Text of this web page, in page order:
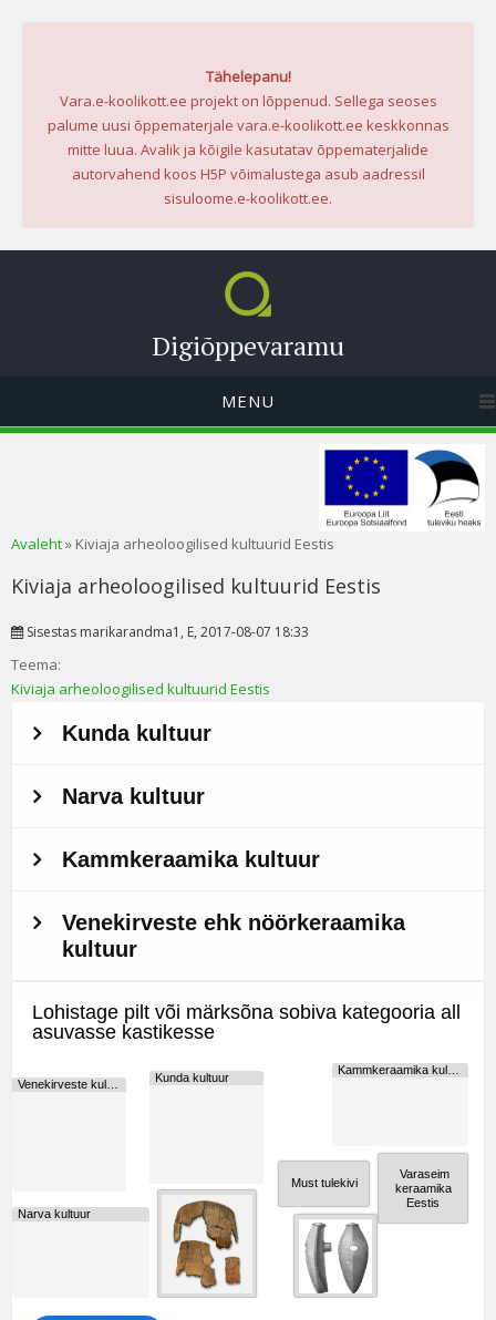
Tähelepanu!
Vara.e-koolikott.ee projekt on lõppenud. Sellega seoses
palume uusi õppematerjale vara.e-koolikott.ee keskkonnas
mitte luua. Avalik ja kõigile kasutatav õppematerjalide
autorvahend koos H5P võimalustega asub aadressil
sisuloome.e-koolikott.ee.
Digiõppevaramu
MENU
Sa oled siin
Avaleht» Kiviaja arheoloogilised kultuurid Eestis
Kiviaja arheoloogilised kultuurid Eestis
Sisestas marikarandma1 , E, 2017-08-07 18:33
Teema:
Kiviaja arheoloogilised kultuurid Eestis